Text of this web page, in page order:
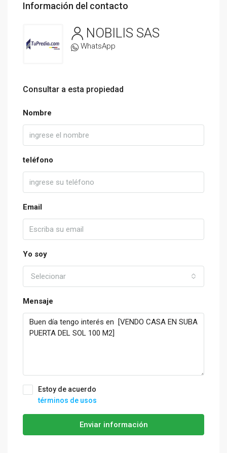
Información del contacto
NOBILIS SAS
WhatsApp
Consultar a esta propiedad
Nombre
teléfono
Email
Yo soy
Selecionar
Mensaje
Estoy de acuerdo
términos de usos
Enviar información